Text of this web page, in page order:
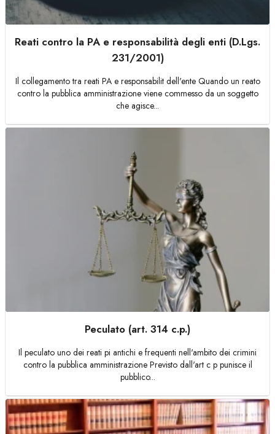
Reati contro la PA e responsabilità degli enti (D.Lgs.
231/2001)
Il collegamento tra reati PA e responsabilit dell'ente Quando un reato
contro la pubblica amministrazione viene commesso da un soggetto
che agisce...
Peculato (art. 314 c.p.)
Il peculato uno dei reati pi antichi e frequenti nell'ambito dei crimini
contro la pubblica amministrazione Previsto dall'art c p punisce il
pubblico...